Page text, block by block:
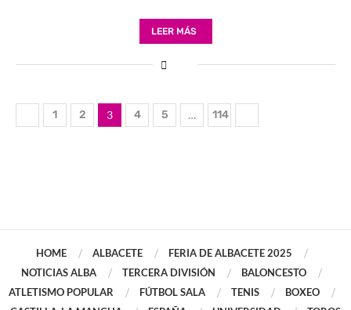
LEER MÁS
1 2 3 4 5 … 114
HOME ALBACETE
FERIA DE ALBACETE 2025
NOTICIAS ALBA
TERCERA DIVISIÓN
BALONCESTO
ATLETISMO POPULAR
FÚTBOL SALA TENIS
BOXEO